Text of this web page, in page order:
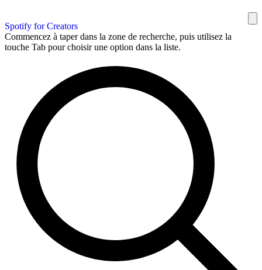
Spotify for Creators
Commencez à taper dans la zone de recherche, puis utilisez la
touche Tab pour choisir une option dans la liste.